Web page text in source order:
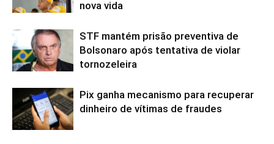
nova vida
STF mantém prisão preventiva de
Bolsonaro após tentativa de violar
tornozeleira
Pix ganha mecanismo para recuperar
dinheiro de vítimas de fraudes